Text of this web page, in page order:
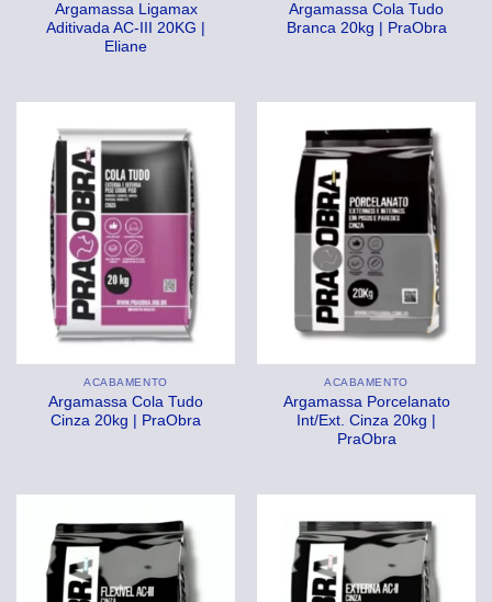
Argamassa Ligamax
Aditivada AC-III 20KG |
Eliane
Argamassa Cola Tudo
Branca 20kg | PraObra
ACABAMENTO
Argamassa Cola Tudo
Cinza 20kg | PraObra
ACABAMENTO
Argamassa Porcelanato
Int/Ext. Cinza 20kg |
PraObra